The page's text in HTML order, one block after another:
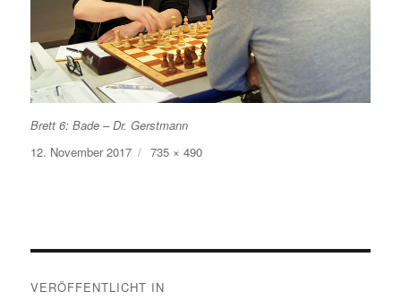
Brett 6: Bade – Dr. Gerstmann
Veröffentlicht
am
12. November 2017 Volle
Größe
735 × 490
VERÖFFENTLICHT IN